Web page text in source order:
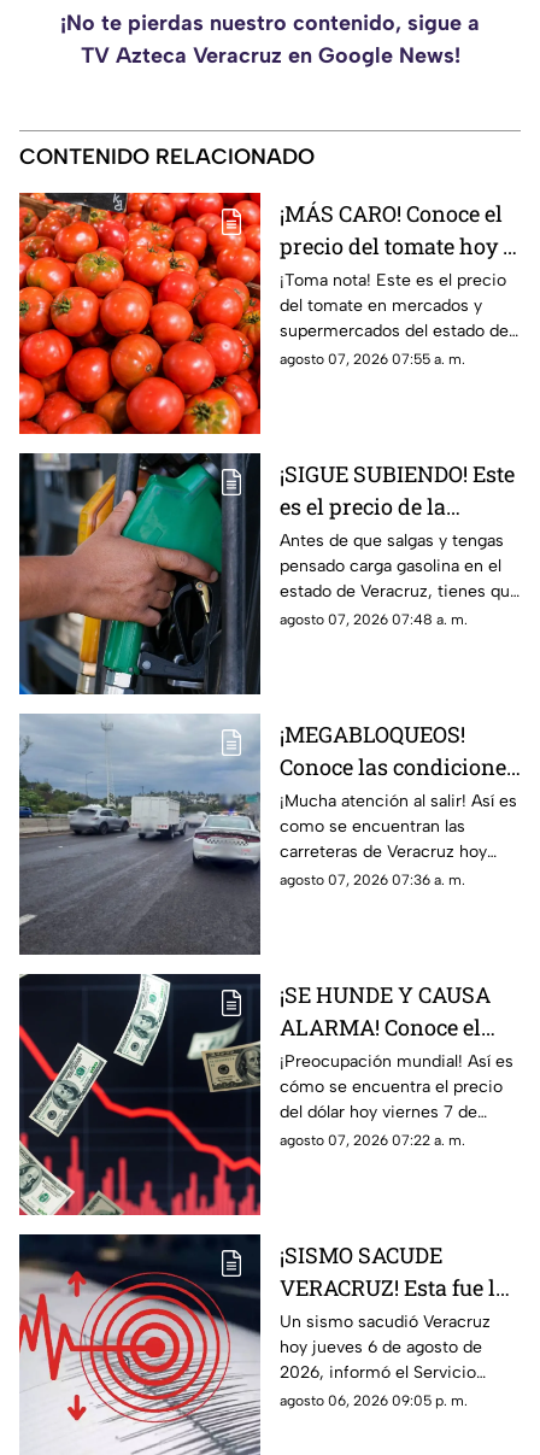
¡No te pierdas nuestro contenido, sigue a
TV Azteca Veracruz en Google News!
CONTENIDO RELACIONADO
¡MÁS CARO! Conoce el
precio del tomate hoy 7
de agosto 2026 en
Veracruz
¡Toma nota! Este es el precio
del tomate en mercados y
supermercados del estado de
Veracruz hoy viernes 7 de
agosto 07, 2026 07:55 a. m.
¡SIGUE SUBIENDO! Este
es el precio de la
gasolina en Veracruz
hoy 7 de agosto 2026
Antes de que salgas y tengas
pensado carga gasolina en el
estado de Veracruz, tienes que
saber los precio hoy viernes 7
agosto 07, 2026 07:48 a. m.
¡MEGABLOQUEOS!
Conoce las condiciones
de las carreteras de
Veracruz hoy 7 de
agosto 2026
¡Mucha atención al salir! Así es
como se encuentran las
carreteras de Veracruz hoy
viernes 7 de agosto del 2026,
agosto 07, 2026 07:36 a. m.
¡SE HUNDE Y CAUSA
ALARMA! Conoce el
precio del dólar hoy 7
de agosto 2026 en
Veracruz
¡Preocupación mundial! Así es
cómo se encuentra el precio
del dólar hoy viernes 7 de
agosto del 2026 en bancos de
agosto 07, 2026 07:22 a. m.
¡SISMO SACUDE
VERACRUZ! Esta fue la
magnitud de la
sacudida hoy 6 de
agosto de 2026
Un sismo sacudió Veracruz
hoy jueves 6 de agosto de
2026, informó el Servicio
Sismológico Nacional.
agosto 06, 2026 09:05 p. m.